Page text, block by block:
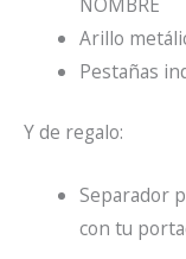
Arillo
Pestañas
Y de regalo:
Separador
con tu